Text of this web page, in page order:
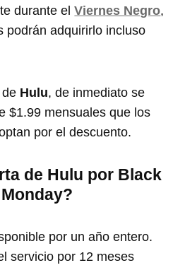
durante elViernes Negro,
podrán adquirirlo incluso
Hulu, de inmediato se
$1.99 mensuales que los
por el descuento.
de Hulu por Black
por un año entero.
servicio por 12 meses